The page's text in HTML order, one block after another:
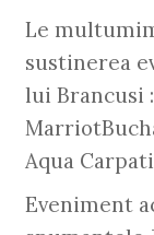
Le
sustinerea
lui Brancusi
Aqua
Eveniment